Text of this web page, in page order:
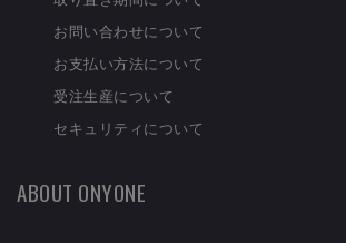
お問い合わせについて
お支払い方法について
受注生産について
セキュリティについて
ABOUT ONYONE